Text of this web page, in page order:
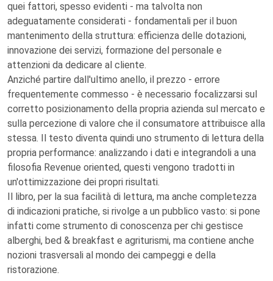
quei fattori, spesso evidenti - ma talvolta non
adeguatamente considerati - fondamentali per il buon
mantenimento della struttura: efficienza delle dotazioni,
innovazione dei servizi, formazione del personale e
attenzioni da dedicare al cliente.
Anziché partire dall'ultimo anello, il prezzo - errore
frequentemente commesso - è necessario focalizzarsi sul
corretto posizionamento della propria azienda sul mercato e
sulla percezione di valore che il consumatore attribuisce alla
stessa. Il testo diventa quindi uno strumento di lettura della
propria performance: analizzando i dati e integrandoli a una
filosofia Revenue oriented, questi vengono tradotti in
un'ottimizzazione dei propri risultati.
Il libro, per la sua facilità di lettura, ma anche completezza
di indicazioni pratiche, si rivolge a un pubblico vasto: si pone
infatti come strumento di conoscenza per chi gestisce
alberghi, bed & breakfast e agriturismi, ma contiene anche
nozioni trasversali al mondo dei campeggi e della
ristorazione.